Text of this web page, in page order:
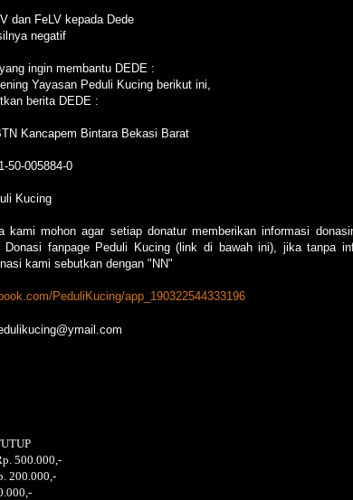
dan FeLV kepada Dede
negatif
ingin membantu DEDE :
Yayasan Peduli Kucing berikut ini,
berita DEDE :
Kancapem Bintara Bekasi Barat
50-005884-0
Kucing
kami mohon agar setiap donatur memberikan informasi
Donasi fanpage Peduli Kucing (link di bawah ini), jika tanpa
kami sebutkan dengan "NN"
PeduliKucing/app_190322544333196
500.000,-
200.000,-